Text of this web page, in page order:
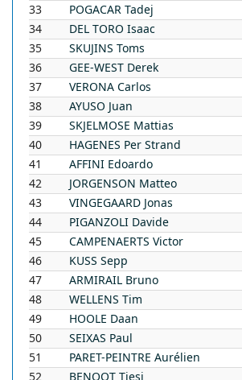
33
POGACAR Tadej
34
DEL TORO Isaac
35
SKUJINS Toms
36
GEE-WEST Derek
37
VERONA Carlos
38
AYUSO Juan
39
SKJELMOSE Mattias
40
HAGENES Per Strand
41
AFFINI Edoardo
42
JORGENSON Matteo
43
VINGEGAARD Jonas
44
PIGANZOLI Davide
45
CAMPENAERTS Victor
46
KUSS Sepp
47
ARMIRAIL Bruno
48
WELLENS Tim
49
HOOLE Daan
50
SEIXAS Paul
51
PARET-PEINTRE Aurélien
52
BENOOT Tiesj